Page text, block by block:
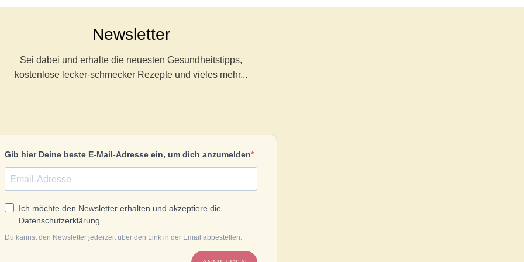
Newsletter
Sei dabei und erhalte die neuesten Gesundheitstipps,
kostenlose lecker-schmecker Rezepte und vieles mehr...